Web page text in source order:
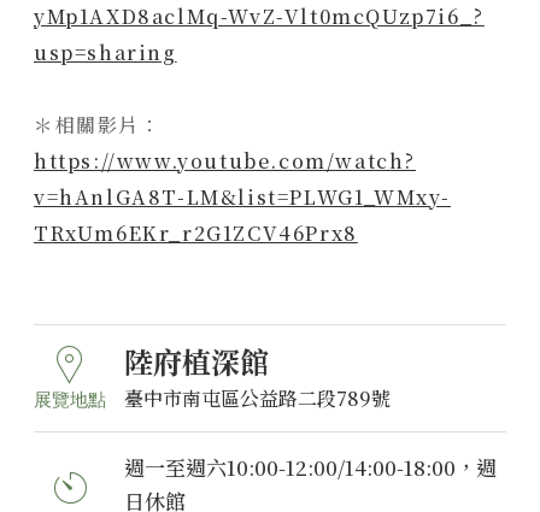
yMp1AXD8aclMq-WvZ-Vlt0mcQUzp7i6_?
usp=sharing
＊相關影片：
https://www.youtube.com/watch?
v=hAnlGA8T-LM&list=PLWG1_WMxy-
TRxUm6EKr_r2G1ZCV46Prx8
展覽地點
陸府植深館
臺中市南屯區公益路二段789號
週一至週六10:00-12:00/14:00-18:00，週
日休館